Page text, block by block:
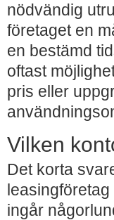
nödvändig
företaget en
en bestämd
oftast
pris eller
Vilken
Det korta
ingår